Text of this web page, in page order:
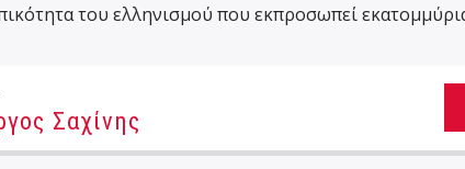
του ελληνισμού που εκπροσωπεί
Σαχίνης